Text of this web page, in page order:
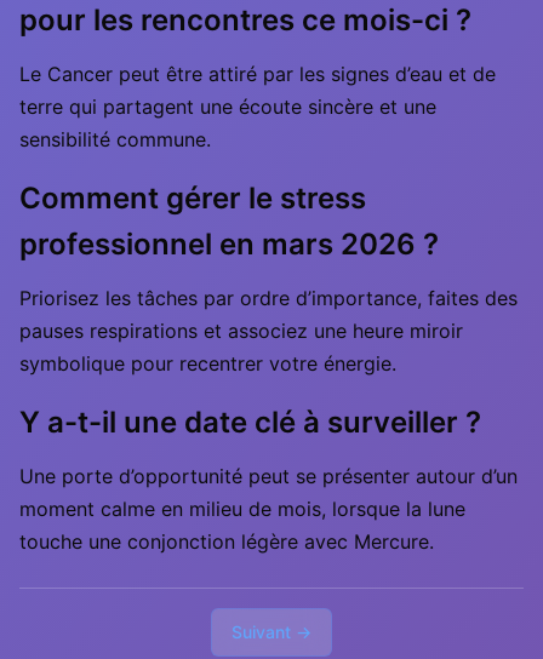
pour les rencontres ce mois-ci ?
Le Cancer peut être attiré par les signes d’eau et de
terre qui partagent une écoute sincère et une
sensibilité commune.
Comment gérer le stress
professionnel en mars 2026 ?
Priorisez les tâches par ordre d’importance, faites des
pauses respirations et associez une heure miroir
symbolique pour recentrer votre énergie.
Y a-t-il une date clé à surveiller ?
Une porte d’opportunité peut se présenter autour d’un
moment calme en milieu de mois, lorsque la lune
touche une conjonction légère avec Mercure.
Suivant →